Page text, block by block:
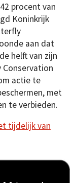
procent van
Koninkrijk
aan dat
helft van zijn
actie te
met
te verbieden.
tijdelijk van